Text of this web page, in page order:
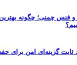
فنس چمنی؛ چگونه بهترین
ثابت گزینه‌ای امن